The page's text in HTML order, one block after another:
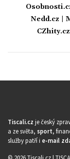
Nedd.cz
CZhity.cz
Tiscali.cz je český
a ze světa, sport,
služby patří i e-mail